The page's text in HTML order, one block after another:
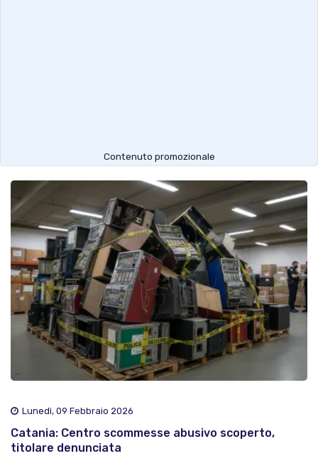
Contenuto promozionale
Lunedì, 09 Febbraio 2026
Catania: Centro scommesse abusivo scoperto,
titolare denunciata